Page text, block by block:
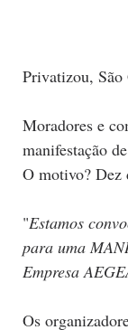
Privatizou, São
Moradores e
manifestação
O motivo? Dez
"Estamos
para uma
Empresa
Os